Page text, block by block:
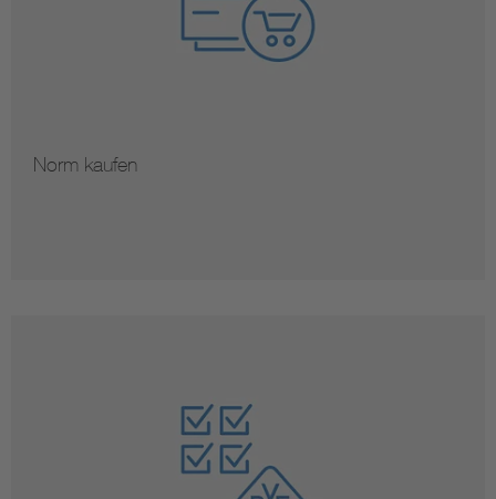
Norm kaufen